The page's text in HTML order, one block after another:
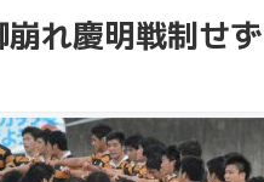
崩れ慶明戦制せ